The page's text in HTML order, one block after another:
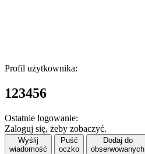
Profil użytkownika:
123456
Ostatnie logowanie:
Zaloguj się, żeby zobaczyć.
Wyślij
wiadomość
Puść
oczko
Dodaj do
obserwowanych